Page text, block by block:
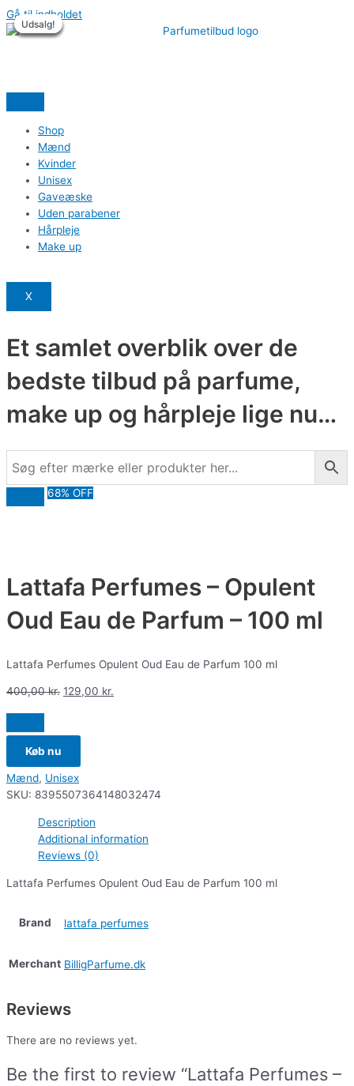
Gå til indholdet
Shop
Mænd
Kvinder
Unisex
Gaveæske
Uden parabener
Hårpleje
Make up
X
Et samlet overblik over de
bedste tilbud på parfume,
make up og hårpleje lige nu…
68% OFF
Lattafa Perfumes – Opulent
Oud Eau de Parfum – 100 ml
Lattafa Perfumes Opulent Oud Eau de Parfum 100 ml
400,00kr. 129,00 kr.
Køb nu
Mænd, Unisex
SKU: 8395507364148032474
Description
Additional information
Reviews (0)
Lattafa Perfumes Opulent Oud Eau de Parfum 100 ml
Brand lattafa perfumes
Merchant BilligParfume.dk
Reviews
There are no reviews yet.
Be the first to review “Lattafa Perfumes –
Udsalg!
Udsalg!
Udsalg!
Udsalg!
Udsalg!
Udsalg!